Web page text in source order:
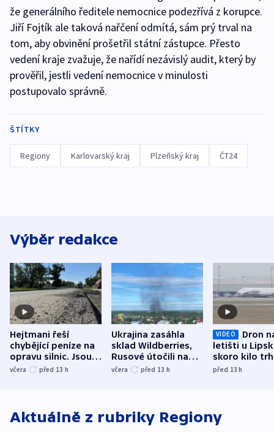
že generálního ředitele nemocnice podezřívá z korupce.
Jiří Fojtík ale taková nařčení odmítá, sám prý trval na
tom, aby obvinění prošetřil státní zástupce. Přesto
vedení kraje zvažuje, že nařídí nezávislý audit, který by
prověřil, jestli vedení nemocnice v minulosti
postupovalo správně.
ŠTÍTKY
Regiony Karlovarský kraj Plzeňský kraj ČT24
Výběr redakce
Hejtmani řeší
chybějící peníze na
opravu silnic. Jsou
nenárokové, namítá
včera před 13 h
Ukrajina zasáhla
sklad Wildberries,
Rusové útočili na
trh, hasiče či
včera před 13 h
VIDEO
Dron
letišti u
skoro kilo
indicie
před 13h
Aktuálně z rubriky Regiony